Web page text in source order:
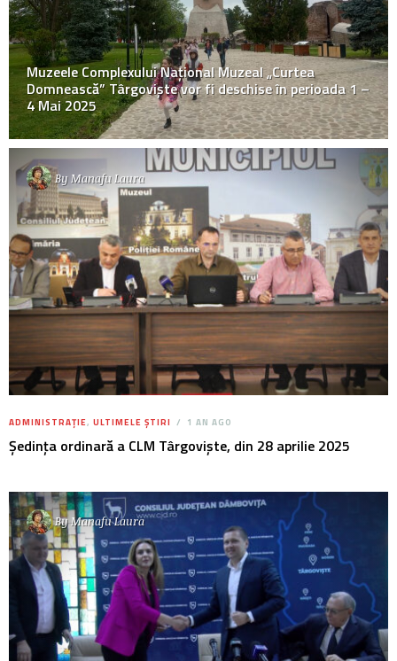
Muzeele Complexului Național Muzeal „Curtea
Domnească” Târgoviște vor fi deschise în perioada 1 –
4 Mai 2025
ByManafu Laura
ADMINISTRAȚIE, ULTIMELE ȘTIRI 1 AN AGO
Ședința ordinară a CLM Târgoviște, din 28 aprilie 2025
ByManafu Laura